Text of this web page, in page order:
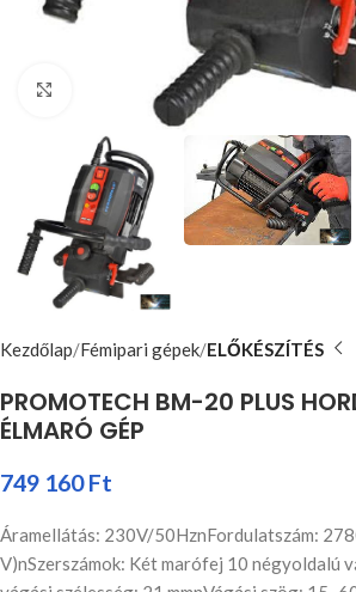
Nagyításhoz kattints ide
Kezdőlap Fémipari gépek ELŐKÉSZÍTÉS
PROMOTECH BM-20 PLUS
ÉLMARÓ GÉP
749 160Ft
Áramellátás: 230V/50HznFordulatszám:
V)nSzerszámok: Két marófej 10 négyoldalú